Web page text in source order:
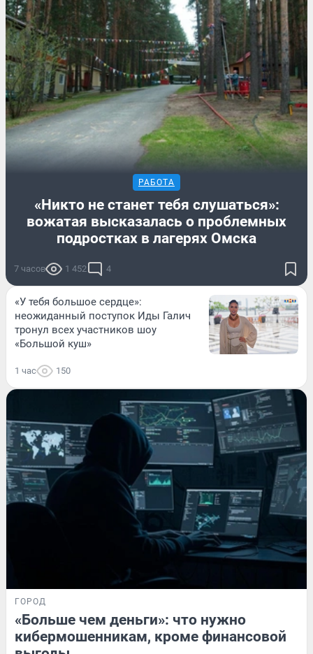
РАБОТА
«Никто не станет тебя слушаться»:
вожатая высказалась о проблемных
подростках в лагерях Омска
7 часов 1 452 4
«У тебя большое сердце»:
неожиданный поступок Иды Галич
тронул всех участников шоу
«Большой куш»
1 час 150
ГОРОД
«Больше чем деньги»: что нужно
кибермошенникам, кроме финансовой